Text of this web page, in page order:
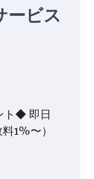
ービス
ト◆ 即日
1%〜）